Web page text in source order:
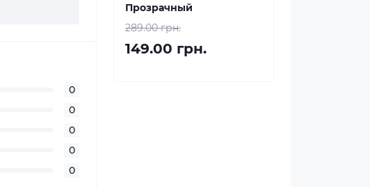
0
0
0
0
0
Прозрачный
289.00 грн.
149.00 грн.